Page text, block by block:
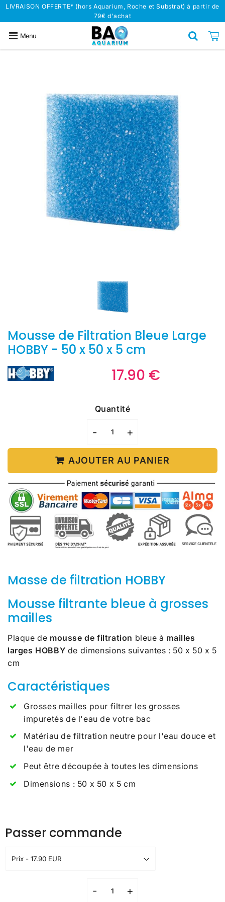
LIVRAISON OFFERTE* (hors Aquarium, Roche et Substrat) à partir de
79€ d'achat
Menu
Mousse de Filtration Bleue Large
HOBBY - 50 x 50 x 5 cm
17.90 €
Quantité
- +
AJOUTER AU PANIER
Masse de filtration HOBBY
Mousse filtrante bleue à grosses
mailles
Plaque de mousse de filtration bleue à mailles
larges HOBBY de dimensions suivantes : 50 x 50 x 5
cm
Caractéristiques
Grosses mailles pour filtrer les grosses
impuretés de l'eau de votre bac
Matériau de filtration neutre pour l'eau douce et
l'eau de mer
Peut être découpée à toutes les dimensions
Dimensions : 50 x 50 x 5 cm
Passer commande
- +